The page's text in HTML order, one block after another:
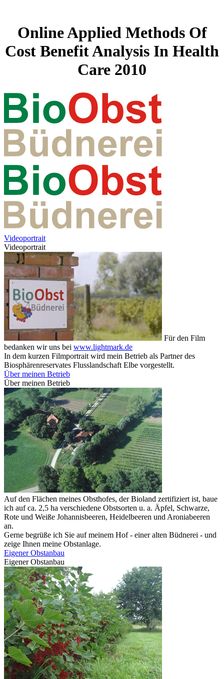
Online Applied Methods Of
Cost Benefit Analysis In Health
Care 2010
Videoportrait
Videoportrait
Für den Film
bedanken wir uns bei www.lightmark.de
In dem kurzen Filmportrait wird mein Betrieb als Partner des
Biosphärenreservates Flusslandschaft Elbe vorgestellt.
Über meinen Betrieb
Über meinen Betrieb
Auf den Flächen meines Obsthofes, der Bioland zertifiziert ist, baue
ich auf ca. 2,5 ha verschiedene Obstsorten u. a. Äpfel, Schwarze,
Rote und Weiße Johannisbeeren, Heidelbeeren und Aroniabeeren
an.
Gerne begrüße ich Sie auf meinem Hof - einer alten Büdnerei - und
zeige Ihnen meine Obstanlage.
Eigener Obstanbau
Eigener Obstanbau